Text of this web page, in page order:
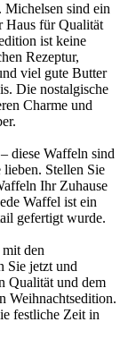
sind ein
Haus für Qualität
ist keine
Rezeptur,
viel gute Butter
Die nostalgische
Charme und
diese Waffeln sind
lieben. Stellen Sie
Ihr Zuhause
Waffel ist ein
gefertigt wurde.
den
Sie jetzt und
Qualität und dem
Weihnachtsedition.
festliche Zeit in